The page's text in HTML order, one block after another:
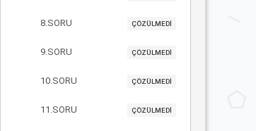
8.SORU ÇÖZÜLMEDİ
9.SORU ÇÖZÜLMEDİ
10.SORU ÇÖZÜLMEDİ
11.SORU ÇÖZÜLMEDİ